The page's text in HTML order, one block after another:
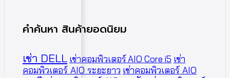
คำค้นหา สินค้ายอดนิยม
เช่า DELL เช่าคอมพิวเตอร์ AIO Core i5 เช่า
คอมพิวเตอร์ AIO ระยะยาว เช่าคอมพิวเตอร์ AIO